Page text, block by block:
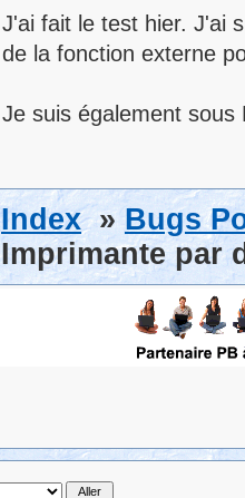
J'ai fait le test hier. J'ai
de la fonction externe
Je suis également sous
Index »Bugs
Imprimante par